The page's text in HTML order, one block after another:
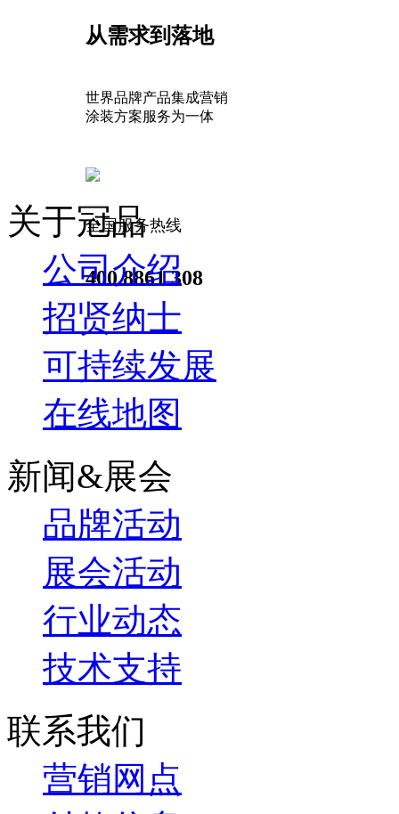
从需求到落地
世界品牌产品集成营销
涂装方案服务为一体
全国服务热线
400 8861 308
关于冠品
公司介绍
招贤纳士
可持续发展
在线地图
新闻&展会
品牌活动
展会活动
行业动态
技术支持
联系我们
营销网点